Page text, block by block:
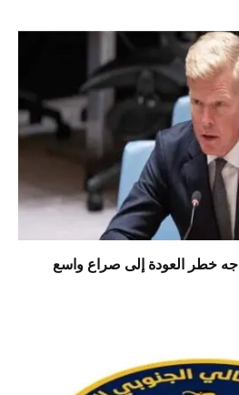
خطر العودة إلى صراع واسع